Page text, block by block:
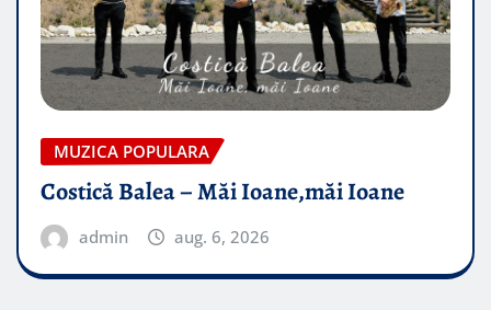
MUZICA POPULARA
Costică Balea – Măi Ioane,măi Ioane
admin aug. 6, 2026